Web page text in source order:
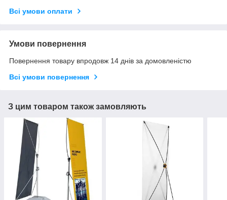
Всі умови оплати
Умови повернення
Повернення товару впродовж 14 днів за домовленістю
Всі умови повернення
З цим товаром також замовляють